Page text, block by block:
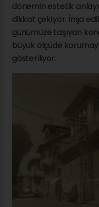
dönemin estetik
dikkat çekiyor. İnşa
günümüze taşıyan
büyük ölçüde
gösteriliyor.